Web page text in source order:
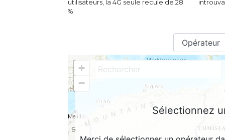
utilisateurs, la 4G seule recule de 28
%